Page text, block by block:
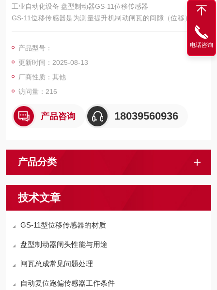
工业自动化设备 盘型制动器GS-11位移传感器
GS-11位移传感器是为测量提升机制动闸瓦的间隙（位移）而设
计的一种传感器。其外形为铝合金材质，一体化结构，安装方
便，应用于工业自动化设备配套及机械行业的位移测量和过程控
制。
产品型号：
更新时间：2025-08-13
厂商性质：其他
访问量：216
产品咨询 18039560936
产品分类
技术文章
GS-11型位移传感器的材质
盘型制动器闸头性能与用途
闸瓦总成常见问题处理
自动复位跑偏传感器工作条件
电话咨询